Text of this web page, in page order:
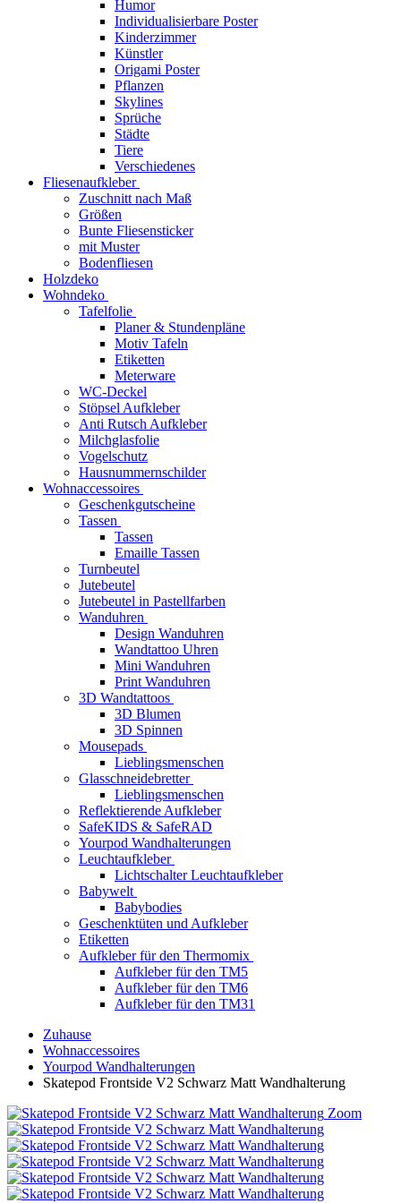
Humor
Individualisierbare Poster
Kinderzimmer
Künstler
Origami Poster
Pflanzen
Skylines
Sprüche
Städte
Tiere
Verschiedenes
Fliesenaufkleber
Zuschnitt nach Maß
Größen
Bunte Fliesensticker
mit Muster
Bodenfliesen
Holzdeko
Wohndeko
Tafelfolie
Planer & Stundenpläne
Motiv Tafeln
Etiketten
Meterware
WC-Deckel
Stöpsel Aufkleber
Anti Rutsch Aufkleber
Milchglasfolie
Vogelschutz
Hausnummernschilder
Wohnaccessoires
Geschenkgutscheine
Tassen
Tassen
Emaille Tassen
Turnbeutel
Jutebeutel
Jutebeutel in Pastellfarben
Wanduhren
Design Wanduhren
Wandtattoo Uhren
Mini Wanduhren
Print Wanduhren
3D Wandtattoos
3D Blumen
3D Spinnen
Mousepads
Lieblingsmenschen
Glasschneidebretter
Lieblingsmenschen
Reflektierende Aufkleber
SafeKIDS & SafeRAD
Yourpod Wandhalterungen
Leuchtaufkleber
Lichtschalter Leuchtaufkleber
Babywelt
Babybodies
Geschenktüten und Aufkleber
Etiketten
Aufkleber für den Thermomix
Aufkleber für den TM5
Aufkleber für den TM6
Aufkleber für den TM31
Zuhause
Wohnaccessoires
Yourpod Wandhalterungen
Skatepod Frontside V2 Schwarz Matt Wandhalterung
Zoom